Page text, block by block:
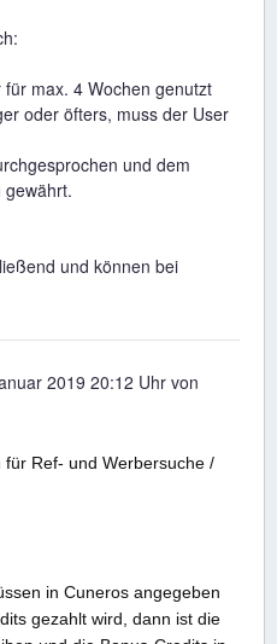
max. 4 Wochen genutzt
oder öfters, muss der User
und dem
gewährt.
und können bei
2019 20:12 Uhr von
Ref- und Werbersuche /
in Cuneros angegeben
gezahlt wird, dann ist die